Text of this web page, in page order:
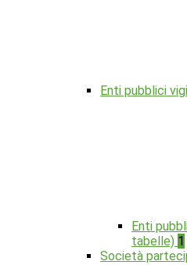
Enti pubblici
Enti
tabelle) 1
Società